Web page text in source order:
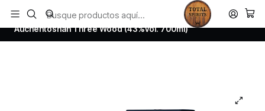
Todos los productos estan en stock. Despachamos a todo Chile.
Inicio Whisky
Scotch Whisky Lowland
Auchentoshan Three Wood (43%vol. 700ml)